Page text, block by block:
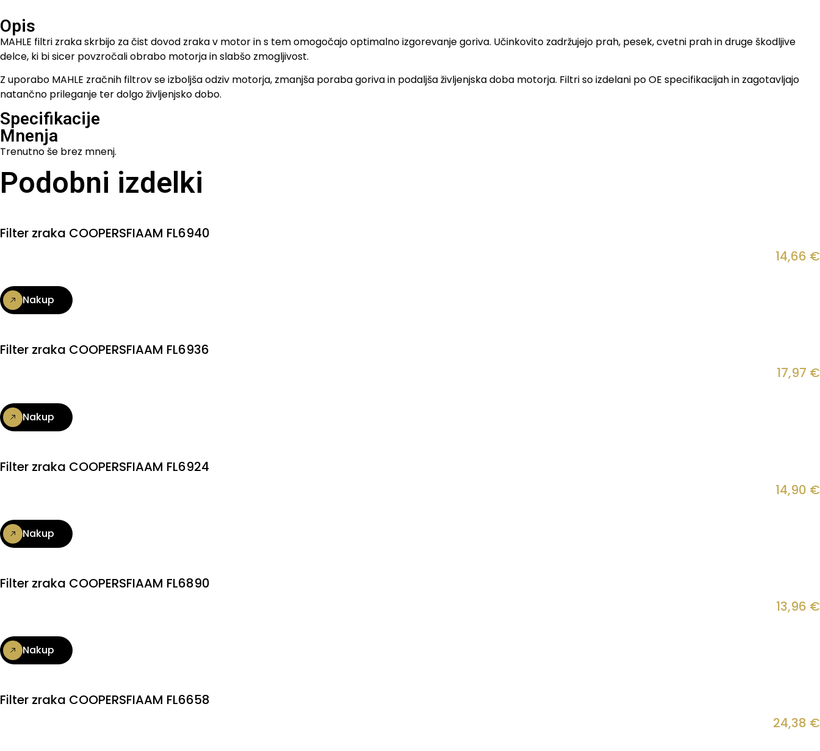
Opis
MAHLE filtri zraka skrbijo za čist dovod zraka v motor in s tem omogočajo optimalno izgorevanje goriva. Učinkovito zadržujejo prah, pesek, cvetni prah in druge škodljive
delce, ki bi sicer povzročali obrabo motorja in slabšo zmogljivost.
Z uporabo MAHLE zračnih filtrov se izboljša odziv motorja, zmanjša poraba goriva in podaljša življenjska doba motorja. Filtri so izdelani po OE specifikacijah in zagotavljajo
natančno prileganje ter dolgo življenjsko dobo.
Specifikacije
Mnenja
Trenutno še brez mnenj.
Podobni izdelki
Filter zraka COOPERSFIAAM FL6940
14,66 €
Nakup
Filter zraka COOPERSFIAAM FL6936
17,97 €
Nakup
Filter zraka COOPERSFIAAM FL6924
14,90 €
Nakup
Filter zraka COOPERSFIAAM FL6890
13,96 €
Nakup
Filter zraka COOPERSFIAAM FL6658
24,38 €